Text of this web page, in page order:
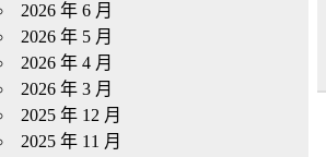
2026 年 6 月
2026 年 5 月
2026 年 4 月
2026 年 3 月
2025 年 12 月
2025 年 11 月